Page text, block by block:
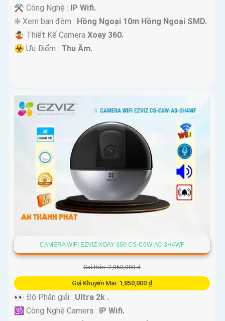
⚒ Công Nghệ :
IP Wifi.
❈ Xem ban đêm : Hồng Ngoại 10m Hồng Ngoại SMD.
🤹 Thiết Kế Camera Xoay 360.
️☣️ Ưu Điểm : Thu Âm.
CAMERA WIFI EZVIZ XOAY 360 CS-C6W-A0-3H4WF
Giá Bán: 2,050,000 ₫
Giá Khuyến Mại: 1,850,000 ₫
️
👀 Độ Phân giải : Ultra 2k .
🕉️ Công Nghệ Camera :
IP Wifi.